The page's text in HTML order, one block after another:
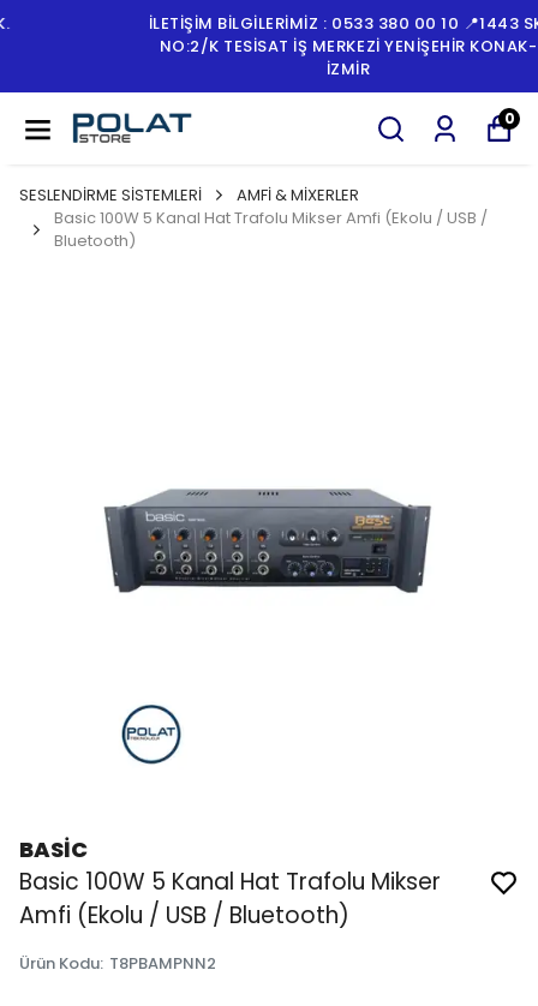
İLETİŞİM BİLGİLERİMİZ : 0533 380 00 10 📍1443 SK.
NO:2/K TESISAT İŞ MERKEZI YENIŞEHIR KONAK-
0
SESLENDİRME SİSTEMLERİ
AMFİ & MİXERLER
Basic 100W 5 Kanal Hat Trafolu Mikser Amfi (Ekolu / USB /
Bluetooth)
BASİC
Basic 100W 5 Kanal Hat Trafolu Mikser
Amfi (Ekolu / USB / Bluetooth)
Ürün Kodu: T8PBAMPNN2